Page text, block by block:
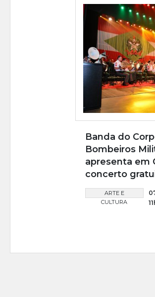
Banda do
Bombeiros
apresenta em
concerto
ARTE E
CULTURA